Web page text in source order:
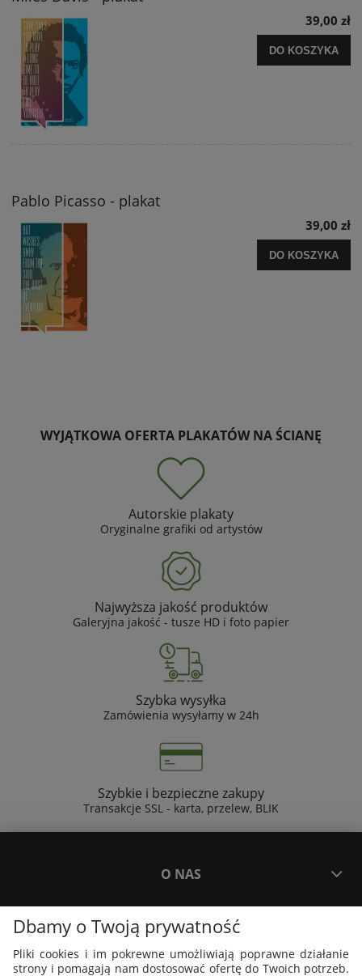
39,00 zł
DO KOSZYKA
Pablo Picasso - plakat
39,00 zł
DO KOSZYKA
WYJĄTKOWA OFERTA PLAKATÓW NA ŚCIANĘ
Autorskie plakaty
Oryginalne grafiki od artystów
Najwyższa jakość produktów
Galeryjna jakość - tusze HD i foto papier
Szybka wysyłka
Zamówienia wysyłamy w 24h
Szybkie i bezpieczne zakupy
Transakcje SSL - karta, przelew, BLIK
O NAS
PŁATNOŚCI I DOSTAWA
Dbamy o Twoją prywatność
Pliki cookies i im pokrewne umożliwiają poprawne działanie
strony i pomagają nam dostosować ofertę do Twoich potrzeb.